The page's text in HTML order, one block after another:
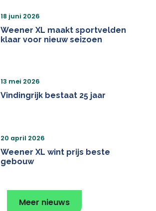
Weener XL maakt sportvelden
klaar voor nieuw seizoen
18 juni 2026
Vindingrijk bestaat 25 jaar
13 mei 2026
Weener XL wint prijs beste
gebouw
20 april 2026
Meer nieuws